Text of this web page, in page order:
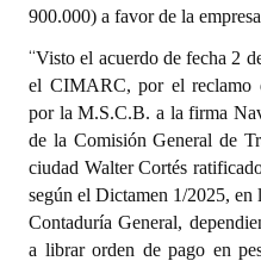
Actas de Audiencias Públicas
NORMATIVA
Comunicaciones
Declaraciones
Resoluciones
900.000) a favor de la
“Visto el acuerdo de fecha 2
el CIMARC, por el reclamo
por la M.S.C.B. a la firma
de la Comisión General de
ciudad Walter Cortés
según el Dictamen 1/2025,
Contaduría General,
a librar orden de pago en